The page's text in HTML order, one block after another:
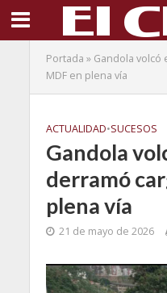
Portada » Gandola volcó
MDF en plena vía
ACTUALIDAD•SUCESOS
Gandola
derramó
plena vía
21 de mayo de 2026